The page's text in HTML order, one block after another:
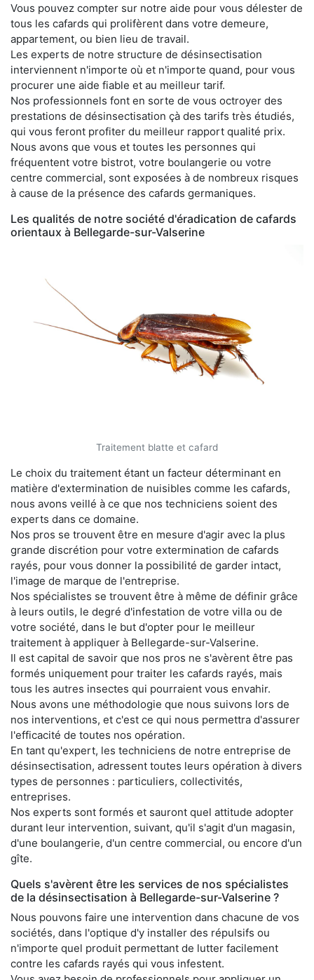
Vous pouvez compter sur notre aide pour vous délester de
tous les cafards qui prolifèrent dans votre demeure,
appartement, ou bien lieu de travail.
Les experts de notre structure de désinsectisation
interviennent n'importe où et n'importe quand, pour vous
procurer une aide fiable et au meilleur tarif.
Nos professionnels font en sorte de vous octroyer des
prestations de désinsectisation çà des tarifs très étudiés,
qui vous feront profiter du meilleur rapport qualité prix.
Nous avons que vous et toutes les personnes qui
fréquentent votre bistrot, votre boulangerie ou votre
centre commercial, sont exposées à de nombreux risques
à cause de la présence des cafards germaniques.
Les qualités de notre société d'éradication de cafards
orientaux à Bellegarde-sur-Valserine
Traitement blatte et cafard
Le choix du traitement étant un facteur déterminant en
matière d'extermination de nuisibles comme les cafards,
nous avons veillé à ce que nos techniciens soient des
experts dans ce domaine.
Nos pros se trouvent être en mesure d'agir avec la plus
grande discrétion pour votre extermination de cafards
rayés, pour vous donner la possibilité de garder intact,
l'image de marque de l'entreprise.
Nos spécialistes se trouvent être à même de définir grâce
à leurs outils, le degré d'infestation de votre villa ou de
votre société, dans le but d'opter pour le meilleur
traitement à appliquer à Bellegarde-sur-Valserine.
Il est capital de savoir que nos pros ne s'avèrent être pas
formés uniquement pour traiter les cafards rayés, mais
tous les autres insectes qui pourraient vous envahir.
Nous avons une méthodologie que nous suivons lors de
nos interventions, et c'est ce qui nous permettra d'assurer
l'efficacité de toutes nos opération.
En tant qu'expert, les techniciens de notre entreprise de
désinsectisation, adressent toutes leurs opération à divers
types de personnes : particuliers, collectivités,
entreprises.
Nos experts sont formés et sauront quel attitude adopter
durant leur intervention, suivant, qu'il s'agit d'un magasin,
d'une boulangerie, d'un centre commercial, ou encore d'un
gîte.
Quels s'avèrent être les services de nos spécialistes
de la désinsectisation à Bellegarde-sur-Valserine ?
Nous pouvons faire une intervention dans chacune de vos
sociétés, dans l'optique d'y installer des répulsifs ou
n'importe quel produit permettant de lutter facilement
contre les cafards rayés qui vous infestent.